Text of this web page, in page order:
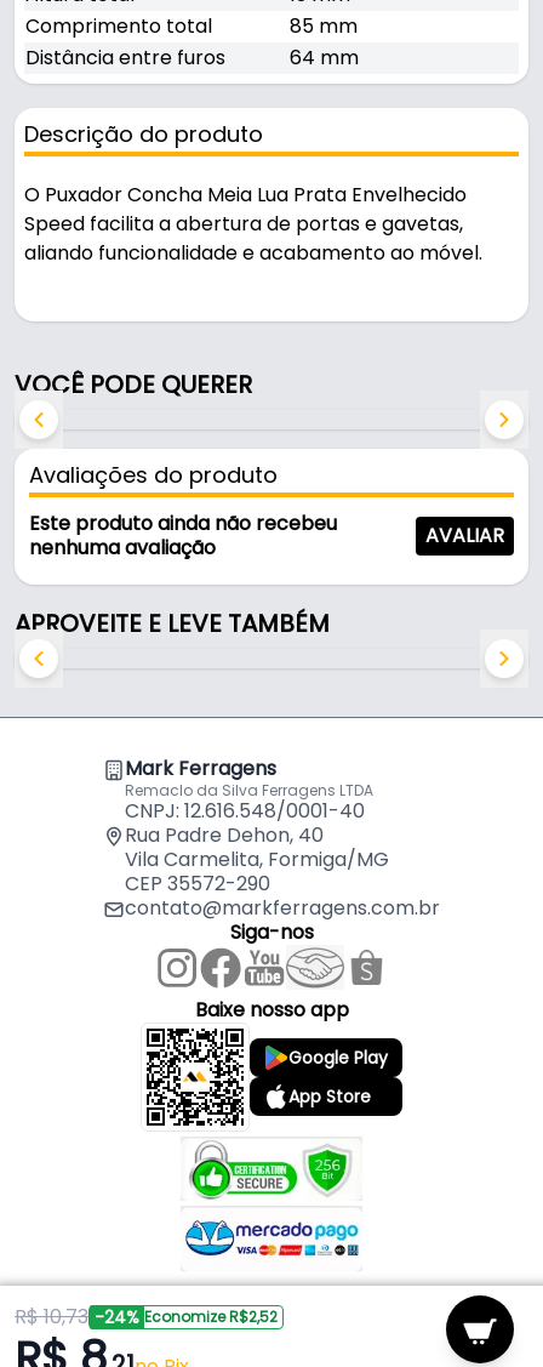
R$ 10,73 -24% Economize R$2,52
Comprimento total
85 mm
Distância entre furos
64 mm
Descrição do produto
O Puxador Concha Meia Lua Prata Envelhecido
Speed facilita a abertura de portas e gavetas,
aliando funcionalidade e acabamento ao móvel.
Fabricado em Zamac com acabamento prata
envelhecido, é resistente e durável no uso diário.
Características:
- Marca: Speed
- Modelo: Concha Meia Lua
- Material: Zamac
- Comprimento total: 85 mm
- Distância entre furos: 64 mm
VOCÊ PODE QUERER
Avaliações do produto
Este produto ainda não recebeu
nenhuma avaliação
AVALIAR
APROVEITE E LEVE TAMBÉM
Mark Ferragens
Remaclo da Silva Ferragens LTDA
CNPJ: 12.616.548/0001-40
Rua Padre Dehon, 40
Vila Carmelita, Formiga/MG
CEP 35572-290
contato@markferragens.com.br
Siga-nos
Baixe nosso app
Google Play
App Store
Copyright © 2026 Mark Ferragens. Todos os direitos reservados.